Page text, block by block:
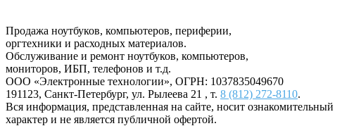
Продажа ноутбуков, компьютеров, периферии,
оргтехники и расходных материалов.
Обслуживание и ремонт ноутбуков, компьютеров,
мониторов, ИБП, телефонов и т.д.
ООО «Электронные технологии», ОГРН: 1037835049670
191123, Санкт-Петербург, ул. Рылеева 21 , т. 8 (812) 272-8110.
Вся информация, представленная на сайте, носит ознакомительный
характер и не является публичной офертой.